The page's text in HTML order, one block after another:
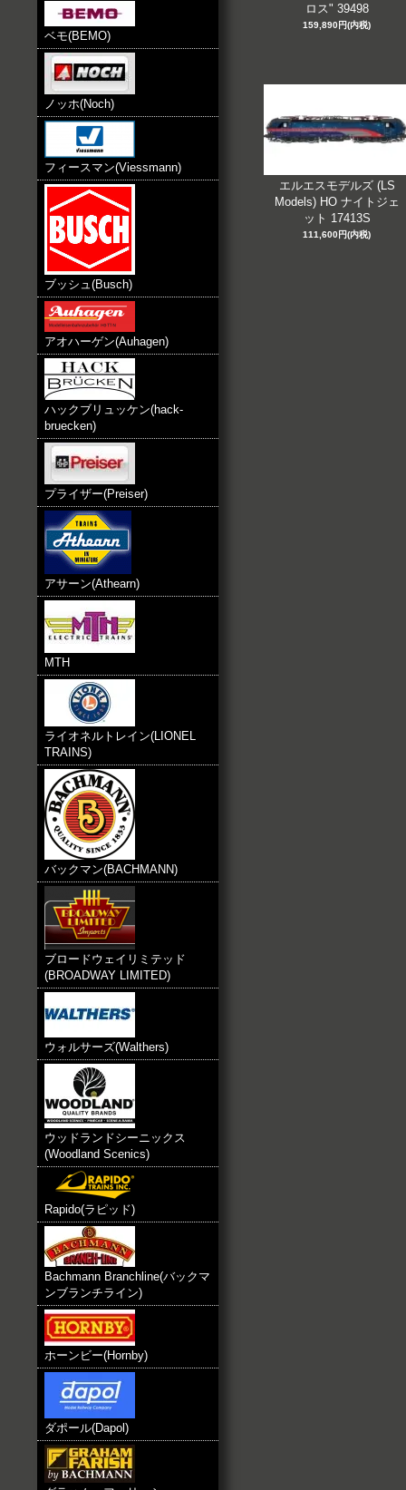
ベモ(BEMO)
ノッホ(Noch)
フィースマン(Viessmann)
ブッシュ(Busch)
アオハーゲン(Auhagen)
ハックブリュッケン(hack-
bruecken)
プライザー(Preiser)
アサーン(Athearn)
MTH
ライオネルトレイン(LIONEL
TRAINS)
バックマン(BACHMANN)
ブロードウェイリミテッド
(BROADWAY LIMITED)
ウォルサーズ(Walthers)
ウッドランドシーニックス
(Woodland Scenics)
Rapido(ラピッド)
Bachmann Branchline(バックマ
ンブランチライン)
ホーンビー(Hornby)
ダポール(Dapol)
ロス" 39498
159,890円(内税)
エルエスモデルズ (LS
Models) HO ナイトジェ
ット 17413S
111,600円(内税)